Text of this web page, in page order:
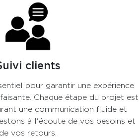
clients
pour garantir une expérience
Chaque étape du projet est
une communication fluide et
à l'écoute de vos besoins et
de vos retours.